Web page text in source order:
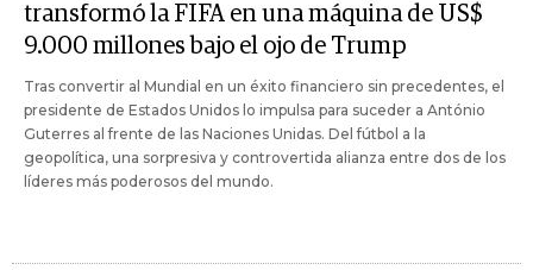
transformó la FIFA en una máquina de US$
9.000 millones bajo el ojo de Trump
Tras convertir al Mundial en un éxito financiero sin precedentes, el
presidente de Estados Unidos lo impulsa para suceder a António
Guterres al frente de las Naciones Unidas. Del fútbol a la
geopolítica, una sorpresiva y controvertida alianza entre dos de los
líderes más poderosos del mundo.